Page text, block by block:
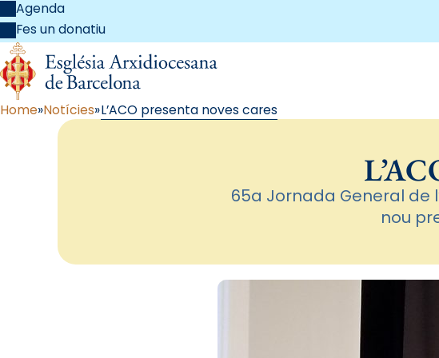
Agenda
Fes un donatiu
Home Notícies L’ACO presenta noves cares
65a Jornada General de
nou